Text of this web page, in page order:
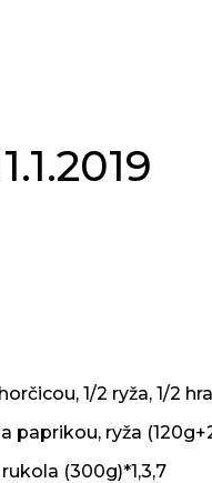
1/2 ryža, 1/2
paprikou, ryža
(300g)*1,3,7